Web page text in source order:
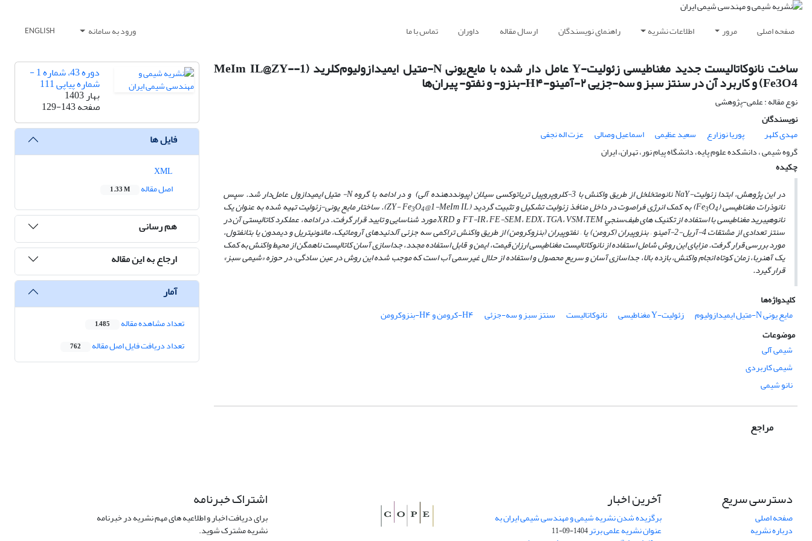
صفحه اصلی مرور اطلاعات نشریه راهنمای نویسندگان ارسال مقاله داوران تماس با ما ورود به سامانه ENGLISH
ساخت نانوکاتالیست جدید مغناطیسی زئولیت-Y عامل دار شده با مایع‌یونی N-متیل ایمیدازولیوم‌کلرید (1-MeIm IL@ZY-
Fe3O4) و کاربرد آن در سنتز سبز و سه-جزیی ۲-آمینو-H۴-بنزو- و نفتو- پیران‌ها
نوع مقاله : علمی-پژوهشی
نویسندگان
مهدی کلهر
پوریا نوزارع سعید عظیمی اسماعیل وصالی
عزت اله نجفی
گروه شیمی ، دانشکده علوم پایه، دانشگاه پیام نور، تهران، ایران
چکیده
در این پژوهش، ابتدا زئولیت-NaY نانومتخلخل از طریق واکنش با 3-کلروپروپیل تری­اتوکسی سیلان (پیونددهنده آلی) و در ادامه با گروه N- متیل ایمیدازول عامل‌دار شد. سپس
نانوذرات مغناطیسی (Fe 3O4 ) به کمک انرژی فراصوت در داخل منافذ زئولیت تشکیل و تثبیت گردید (ZY- Fe 3O4 @1-MeIm IL). ساختار مایع یونی-زئولیت تهیه شده به عنوان یک
نانوهیبرید مغناطیسی با استفاده از تکنیک­ های ﻃﻴﻒﺳﻨﺠﻲ FT-IR، FE-SEM، EDX، TGA، VSM،TEM و XRD مورد شناسایی و تایید قرار گرفت. در ادامه، عملکرد کاتالیستی آن در
سنتز تعدادی از مشتقات 4-آریل-2-آمینو – بنزوپیران (کرومن) یا – نفتوپیران (بنزوکرومن) از طریق واکنش تراکمی سه جزئی آلدئیدهای آروماتیک، مالنونیتریل و دیمدون یا بتانفتول،
مورد بررسی قرار گرفت. مزایای این روش شامل استفاده از نانوکاتالیست مغناطیسی ارزان­ قیمت، ایمن و قابل استفاده مجدد، جداسازی آسان کاتالیست ناهمگن از محیط واکنش به کمک
یک آهن­ربا، زمان کوتاه انجام واکنش، بازده بالا، جداسازی آسان و سریع محصول و استفاده از حلال غیرسمی آب است که موجب شده این روش در عین سادگی، در حوزه «شیمی سبز»
قرار گیرد.
کلیدواژه‌ها
مایع یونی N-متیل ایمیدازولیوم
زئولیت-Y مغناطیسی نانوکاتالیست سنتز سبز و سه-جزئی
H۴-کرومن و H۴-بنزوکرومن
موضوعات
شیمی آلی
شیمی کاربردی
نانو شیمی
مراجع
دوره 43، شماره 1 -
شماره پیاپی 111
بهار 1403
صفحه129-143
فایل ها
اصل مقاله
1.33 M
هم رسانی
ارجاع به این مقاله
آمار
تعداد مشاهده مقاله 1,485
تعداد دریافت فایل اصل مقاله 762
دسترسی سریع
صفحه اصلی
درباره نشریه
آخرین اخبار
برگزیده شدن نشریه شیمی و مهندسی شیمی ایران به
عنوان نشریه علمی برتر1404-09-11
اشتراک خبرنامه
برای دریافت اخبار و اطلاعیه های مهم نشریه در خبرنامه
نشریه مشترک شوید.